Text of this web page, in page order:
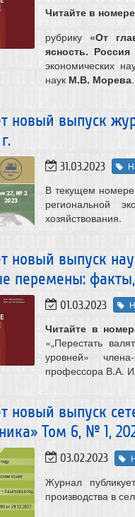
Читайте в номере
рубрику «От
ясность.
экономических
наук М.В. Морева.
новый выпуск
31.03.2023
В текущем
региональной
хозяйствования.
новый выпуск
перемены: факты,
01.03.2023
Читайте в
«„Перестать
уровней»
профессора В.А.
новый выпуск
Том 6, № 1,
03.02.2023
Журнал
производства в